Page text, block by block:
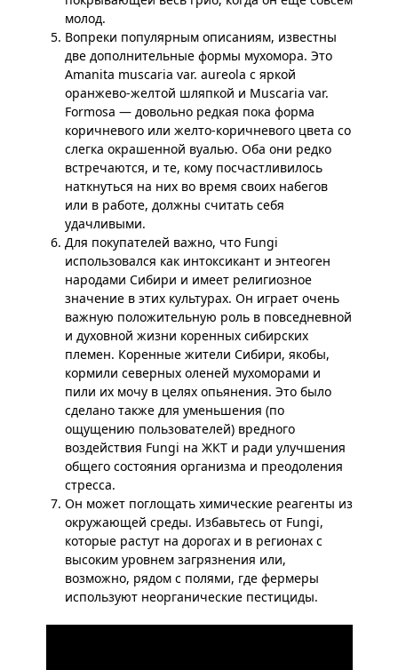
молод.
Вопреки популярным описаниям, известны
две дополнительные формы мухомора. Это
Amanita muscaria var. aureola с яркой
оранжево-желтой шляпкой и Muscaria var.
Formosa — довольно редкая пока форма
коричневого или желто-коричневого цвета со
слегка окрашенной вуалью. Оба они редко
встречаются, и те, кому посчастливилось
наткнуться на них во время своих набегов
или в работе, должны считать себя
удачливыми.
Для покупателей важно, что Fungi
использовался как интоксикант и энтеоген
народами Сибири и имеет религиозное
значение в этих культурах. Он играет очень
важную положительную роль в повседневной
и духовной жизни коренных сибирских
племен. Коренные жители Сибири, якобы,
кормили северных оленей мухоморами и
пили их мочу в целях опьянения. Это было
сделано также для уменьшения (по
ощущению пользователей) вредного
воздействия Fungi на ЖКТ и ради улучшения
общего состояния организма и преодоления
стресса.
Он может поглощать химические реагенты из
окружающей среды. Избавьтесь от Fungi,
которые растут на дорогах и в регионах с
высоким уровнем загрязнения или,
возможно, рядом с полями, где фермеры
используют неорганические пестициды.